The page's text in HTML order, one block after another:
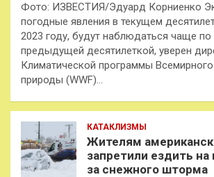
Фото: ИЗВЕСТИЯ/Эдуард Корниенко
погодные явления в текущем
2023 году, будут наблюдаться чаще
предыдущей десятилеткой, уверен
Климатической программы
природы (WWF)…
КАТАКЛИЗМЫ
Жителям
запретили ездить
за снежного шторма